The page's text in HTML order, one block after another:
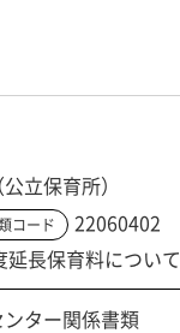
立保育所）
コード 22060402
延長保育料について
ター関係書類